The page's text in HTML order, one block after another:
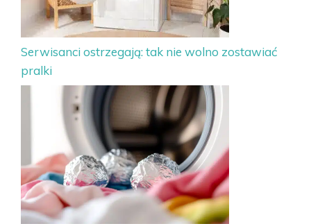
Serwisanci ostrzegają: tak nie wolno zostawiać
pralki